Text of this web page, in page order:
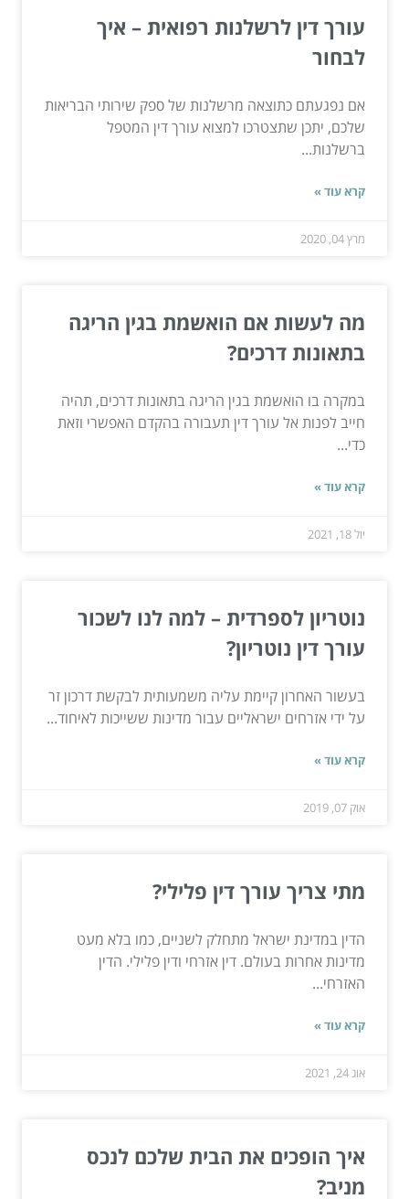
עורך דין לרשלנות רפואית – איך
לבחור
אם נפגעתם כתוצאה מרשלנות של ספק שירותי הבריאות
שלכם, יתכן שתצטרכו למצוא עורך דין המטפל
ברשלנות...
קרא עוד »
מרץ 04, 2020
מה לעשות אם הואשמת בגין הריגה
בתאונות דרכים?
במקרה בו הואשמת בגין הריגה בתאונות דרכים, תהיה
חייב לפנות אל עורך דין תעבורה בהקדם האפשרי וזאת
כדי...
קרא עוד »
יול 18, 2021
נוטריון לספרדית – למה לנו לשכור
עורך דין נוטריון?
בעשור האחרון קיימת עליה משמעותית לבקשת דרכון זר
על ידי אזרחים ישראליים עבור מדינות ששייכות לאיחוד...
קרא עוד »
אוק 07, 2019
מתי צריך עורך דין פלילי?
הדין במדינת ישראל מתחלק לשניים, כמו בלא מעט
מדינות אחרות בעולם. דין אזרחי ודין פלילי. הדין
האזרחי...
קרא עוד »
אוג 24, 2021
איך הופכים את הבית שלכם לנכס
מניב?